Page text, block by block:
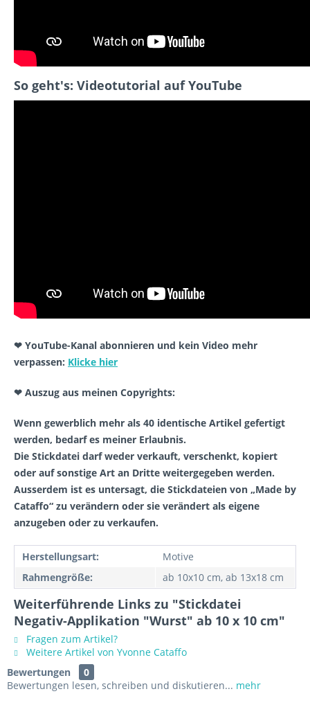
So geht's: Videotutorial auf YouTube
❤ YouTube-Kanal abonnieren und kein Video mehr
verpassen: Klicke hier
❤ Auszug aus meinen Copyrights:
Wenn gewerblich mehr als 40 identische Artikel gefertigt
werden, bedarf es meiner Erlaubnis.
Die Stickdatei darf weder verkauft, verschenkt, kopiert
oder auf sonstige Art an Dritte weitergegeben werden.
Ausserdem ist es untersagt, die Stickdateien von „Made by
Cataffo“ zu verändern oder sie verändert als eigene
anzugeben oder zu verkaufen.
Herstellungsart:
Motive
Rahmengröße:
ab 10x10 cm, ab 13x18 cm
Weiterführende Links zu "Stickdatei
Negativ-Applikation "Wurst" ab 10 x 10 cm"
Fragen zum Artikel?
Weitere Artikel von Yvonne Cataffo
Bewertungen
0
Bewertungen lesen, schreiben und diskutieren... mehr